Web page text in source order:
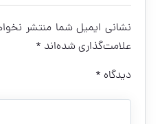
نشانی ایمیل شما منتشر
علامت‌گذاری شده‌اند *
دیدگاه *